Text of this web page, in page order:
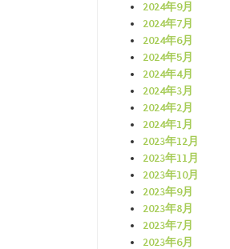
2024年9月
2024年7月
2024年6月
2024年5月
2024年4月
2024年3月
2024年2月
2024年1月
2023年12月
2023年11月
2023年10月
2023年9月
2023年8月
2023年7月
2023年6月